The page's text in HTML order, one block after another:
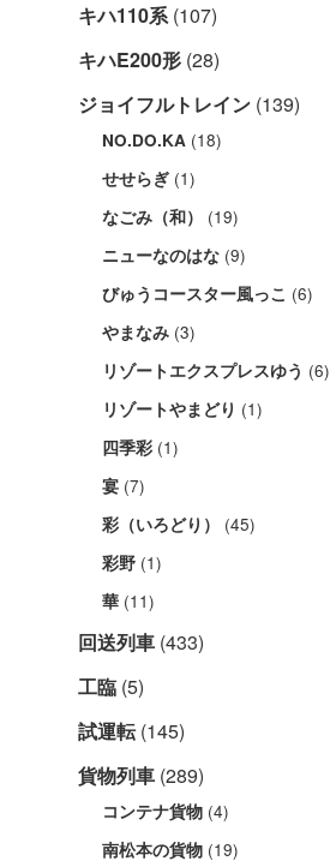
キハ110系(107)
キハE200形 (28)
ジョイフルトレイン (139)
NO.DO.KA (18)
せせらぎ (1)
なごみ（和） (19)
ニューなのはな (9)
びゅうコースター風っこ (6)
やまなみ (3)
リゾートエクスプレスゆう (6)
リゾートやまどり (1)
四季彩 (1)
宴 (7)
彩（いろどり） (45)
彩野 (1)
華 (11)
回送列車 (433)
工臨 (5)
試運転(145)
貨物列車 (289)
コンテナ貨物 (4)
南松本の貨物 (19)